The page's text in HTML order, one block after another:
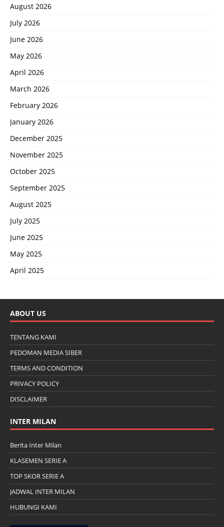
August 2026
July 2026
June 2026
May 2026
April 2026
March 2026
February 2026
January 2026
December 2025
November 2025
October 2025
September 2025
August 2025
July 2025
June 2025
May 2025
April 2025
ABOUT US
TENTANG KAMI
PEDOMAN MEDIA SIBER
TERMS AND CONDITION
PRIVACY POLICY
DISCLAIMER
INTER MILAN
Berita Inter Milan
KLASEMEN SERIE A
TOP SKOR SERIE A
JADWAL INTER MILAN
HUBUNGI KAMI